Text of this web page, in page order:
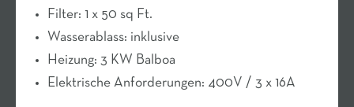
Filter: 1 x 50 sq Ft.
Wasserablass: inklusive
Heizung: 3 KW Balboa
Elektrische Anforderungen: 400V / 3 x 16A